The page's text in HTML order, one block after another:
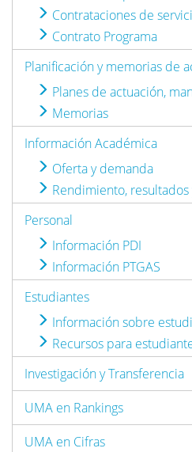
Contrataciones de
Contrato Programa
Planificación y memorias de
Planes de actuación,
Memorias
Información Académica
Oferta y demanda
Rendimiento,
Personal
Información PDI
Información PTGAS
Estudiantes
Información sobre
Recursos para
Investigación y Transferencia
UMA en Rankings
UMA en Cifras